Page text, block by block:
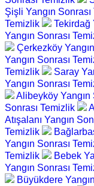
Şişli Yangın
Temizlik
Tekirdağ
Yangın Sonrası
Çerkezköy
Yangın Sonrası
Temizlik
Saray
Yangın Sonrası
Alibeyköy Yangın
Sonrası Temizlik
Atışalanı Yangın
Temizlik
Yangın Sonrası
Temizlik
Bebek
Yangın Sonrası
Büyükdere